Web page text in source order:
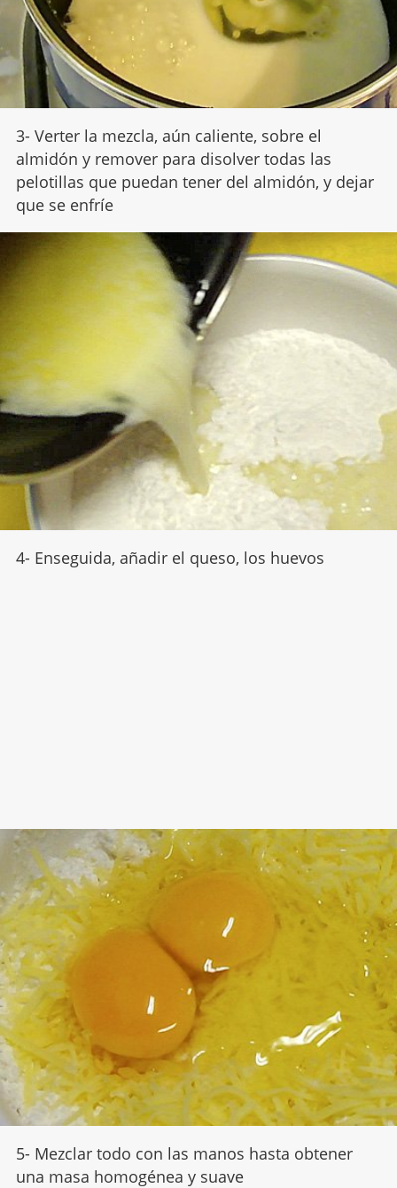
3- Verter la mezcla, aún caliente, sobre el
almidón y remover para disolver todas las
pelotillas que puedan tener del almidón, y dejar
que se enfríe
4- Enseguida, añadir el queso, los huevos
5- Mezclar todo con las manos hasta obtener
una masa homogénea y suave